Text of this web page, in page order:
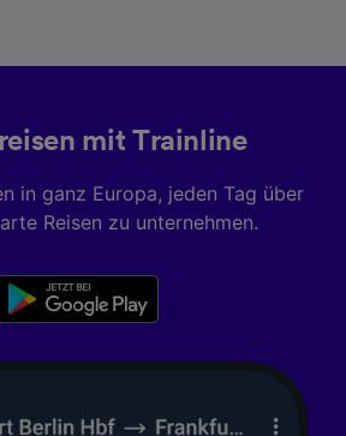
reisen mit Trainline
in ganz Europa, jeden Tag über
Reisen zu unternehmen.